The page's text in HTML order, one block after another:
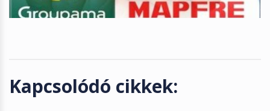
Kapcsolódó cikkek: